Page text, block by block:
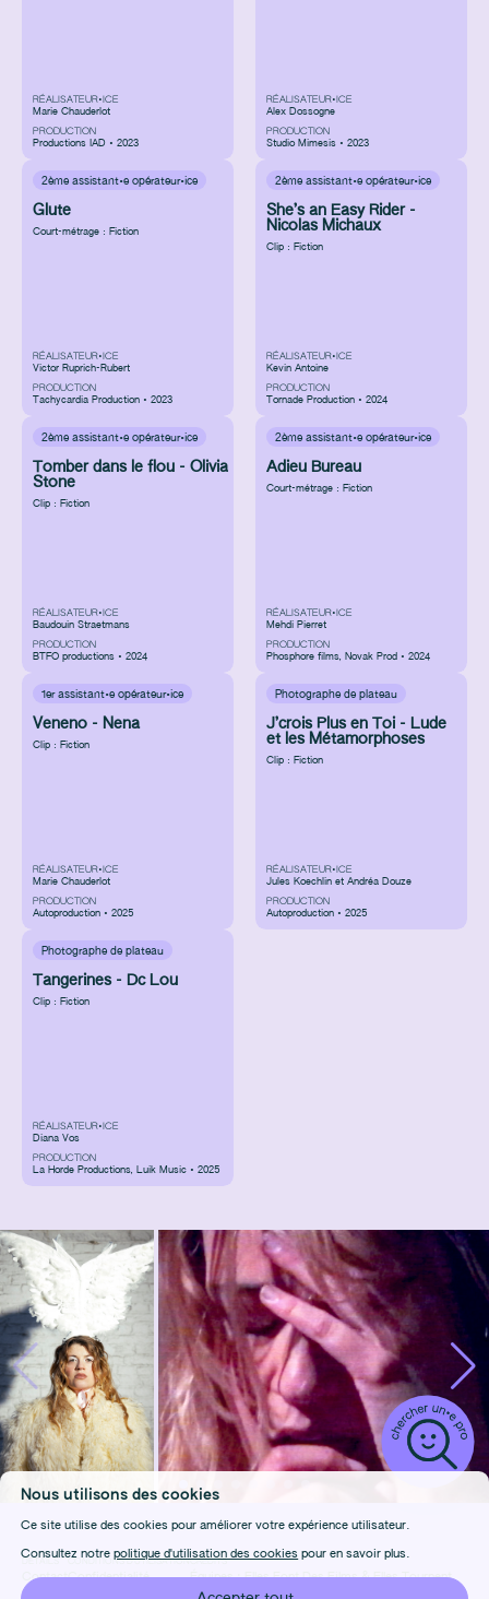
RÉALISATEUR•ICE
Marie Chauderlot
PRODUCTION
Productions IAD • 2023
RÉALISATEUR•ICE
Alex Dossogne
PRODUCTION
Studio Mimesis • 2023
2ème assistant·e opérateur·ice
Glute
Court-métrage : Fiction
RÉALISATEUR•ICE
Victor Ruprich-Rubert
PRODUCTION
Tachycardia Production • 2023
2ème assistant·e opérateur·ice
She’s an Easy Rider -
Nicolas Michaux
Clip : Fiction
RÉALISATEUR•ICE
Kevin Antoine
PRODUCTION
Tornade Production • 2024
2ème assistant·e opérateur·ice
Tomber dans le flou - Olivia
Stone
Clip : Fiction
RÉALISATEUR•ICE
Baudouin Straetmans
PRODUCTION
BTFO productions • 2024
2ème assistant·e opérateur·ice
Adieu Bureau
Court-métrage : Fiction
RÉALISATEUR•ICE
Mehdi Pierret
PRODUCTION
Phosphore films, Novak Prod • 2024
1er assistant·e opérateur·ice
Veneno - Nena
Clip : Fiction
RÉALISATEUR•ICE
Marie Chauderlot
PRODUCTION
Autoproduction • 2025
Photographe de plateau
J’crois Plus en Toi - Lude
et les Métamorphoses
Clip : Fiction
RÉALISATEUR•ICE
Jules Koechlin et Andréa Douze
PRODUCTION
Autoproduction • 2025
Photographe de plateau
Tangerines - Dc Lou
Clip : Fiction
RÉALISATEUR•ICE
Diana Vos
PRODUCTION
La Horde Productions, Luik Music • 2025
Nous utilisons des cookies
Ce site utilise des cookies pour améliorer votre expérience utilisateur.
Consultez notrepolitique d'utilisation des cookies pour en savoir plus.
Contact
FAQ
CONDITIONS D'UTILISATION
Confidentialité
CRÉDITS
Équipes :Elles Font Des Films&Elles Tournent
Design & Front-end :